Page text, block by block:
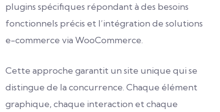
plugins spécifiques répondant à des besoins
fonctionnels précis et l’intégration de solutions
e-commerce via WooCommerce.
Cette approche garantit un site unique qui se
distingue de la concurrence. Chaque élément
graphique, chaque interaction et chaque